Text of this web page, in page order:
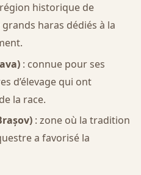
historique de
haras dédiés à la
: connue pour ses
d’élevage qui ont
la race.
: zone où la tradition
a favorisé la